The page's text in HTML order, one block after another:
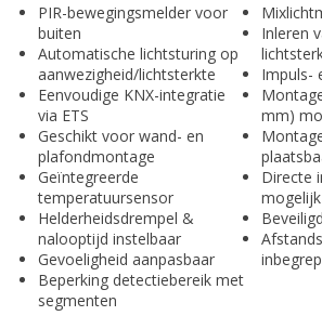
PIR-bewegingsmelder voor
buiten
Automatische lichtsturing op
aanwezigheid/lichtsterkte
Eenvoudige KNX-integratie
via ETS
Geschikt voor wand- en
plafondmontage
Geïntegreerde
temperatuursensor
Helderheidsdrempel &
nalooptijd instelbaar
Gevoeligheid aanpasbaar
Beperking detectiebereik met
segmenten
Inleren
Impuls-
mm)
Directe
mogelijk